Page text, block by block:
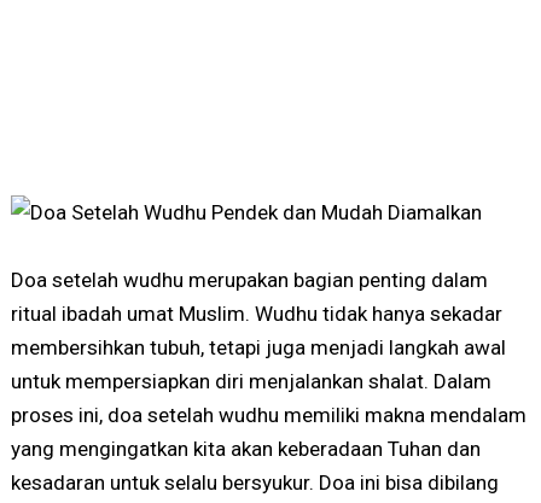
Doa setelah wudhu merupakan bagian penting dalam
ritual ibadah umat Muslim. Wudhu tidak hanya sekadar
membersihkan tubuh, tetapi juga menjadi langkah awal
untuk mempersiapkan diri menjalankan shalat. Dalam
proses ini, doa setelah wudhu memiliki makna mendalam
yang mengingatkan kita akan keberadaan Tuhan dan
kesadaran untuk selalu bersyukur. Doa ini bisa dibilang